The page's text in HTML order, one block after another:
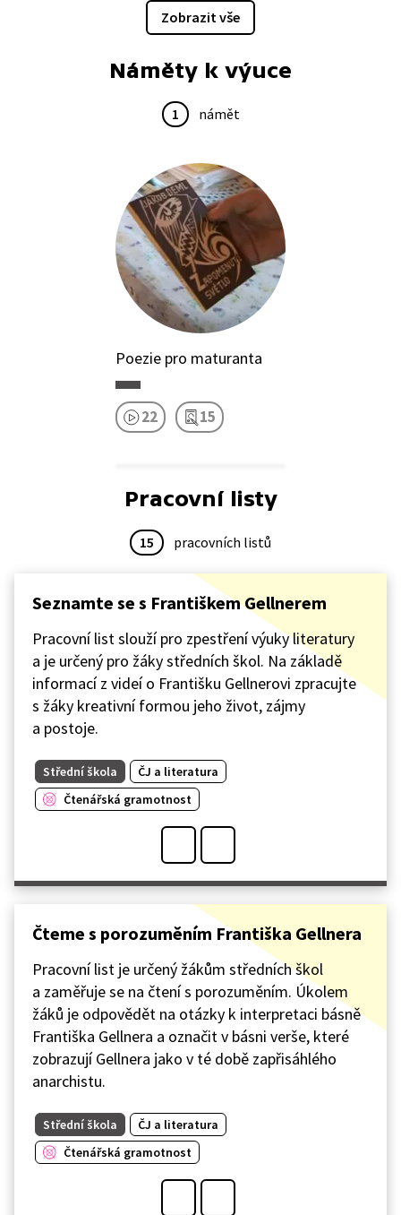
Zobrazit vše
Náměty k výuce
1 námět
Poezie pro maturanta
22 15
Pracovní listy
15 pracovních listů
Seznamte se s Františkem Gellnerem
Pracovní list slouží pro zpestření výuky literatury
a je určený pro žáky středních škol. Na základě
informací z videí o Františku Gellnerovi zpracujte
s žáky kreativní formou jeho život, zájmy
a postoje.
Střední škola
ČJ a literatura
Čtenářská gramotnost
Čteme s porozuměním Františka Gellnera
Pracovní list je určený žákům středních škol
a zaměřuje se na čtení s porozuměním. Úkolem
žáků je odpovědět na otázky k interpretaci básně
Františka Gellnera a označit v básni verše, které
zobrazují Gellnera jako v té době zapřisáhlého
anarchistu.
Střední škola
ČJ a literatura
Čtenářská gramotnost